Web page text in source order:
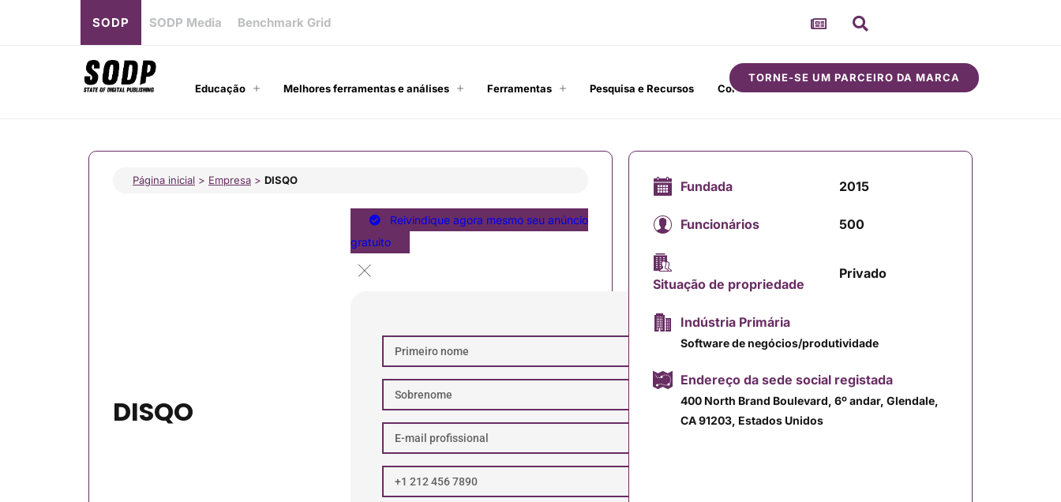
SODP SODP Media Benchmark Grid
Educação Melhores ferramentas e análises Ferramentas Pesquisa e Recursos Comunidade
TORNE-SE UM PARCEIRO DA MARCA
Página inicial > Empresa > DISQO
DISQO
Reivindique agora mesmo seu anúncio
gratuito
Fundada 2015
Funcionários 500
Situação de propriedade
Privado
Indústria Primária
Software de negócios/produtividade
Endereço da sede social registada
400 North Brand Boulevard, 6º andar, Glendale,
CA 91203, Estados Unidos